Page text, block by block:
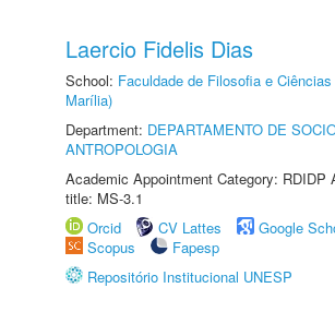
Laercio Fidelis Dias
School: Faculdade de Filosofia e
Marília)
Department: DEPARTAMENTO DE
ANTROPOLOGIA
Academic Appointment Category: RDIDP
title: MS-3.1
Orcid
CV Lattes
Google
Scopus
Fapesp
Repositório Institucional UNESP